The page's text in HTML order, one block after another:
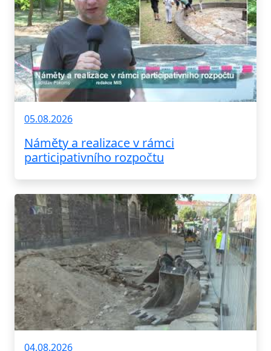
05.08.2026
Náměty a realizace v rámci
participativního rozpočtu
04.08.2026